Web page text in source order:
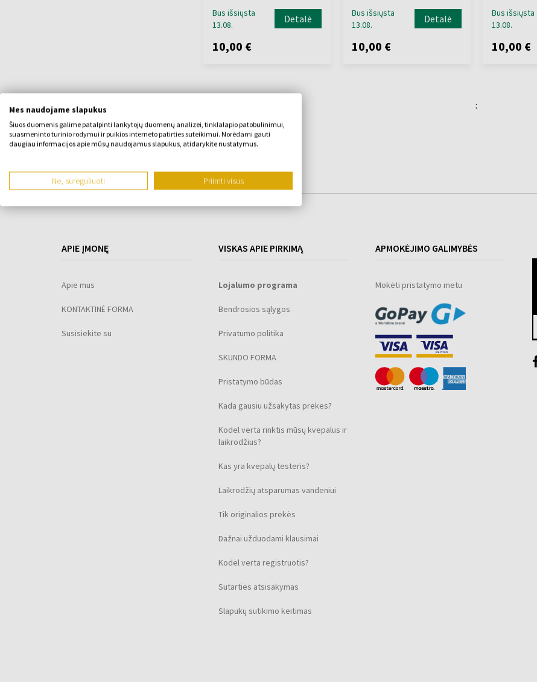
Bus išsiųsta
13.08.
Detalė
10,00 €
Bus išsiųsta
13.08.
Detalė
10,00 €
Bus išsiųsta
13.08.
10,00 €
:
APIE ĮMONĘ
Apie mus
KONTAKTINĖ FORMA
Susisiekite su
VISKAS APIE PIRKIMĄ
Lojalumo programa
Bendrosios sąlygos
Privatumo politika
SKUNDO FORMA
Pristatymo būdas
Kada gausiu užsakytas prekes?
Kodėl verta rinktis mūsų kvepalus ir
laikrodžius?
Kas yra kvepalų testeris?
Laikrodžių atsparumas vandeniui
Tik originalios prekės
Dažnai užduodami klausimai
Kodėl verta registruotis?
Sutarties atsisakymas
Slapukų sutikimo keitimas
APMOKĖJIMO GALIMYBĖS
Mokėti pristatymo metu
Mes naudojame slapukus
Šiuos duomenis galime patalpinti lankytojų duomenų analizei, tinklalapio patobulinimui,
suasmeninto turinio rodymui ir puikios interneto patirties suteikimui. Norėdami gauti
daugiau informacijos apie mūsų naudojamus slapukus, atidarykite nustatymus.
Ne, sureguliuoti Priimti visus